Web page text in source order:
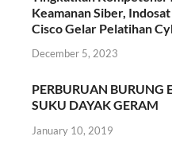
Keamanan Siber,
Cisco Gelar Pelatihan
December 5, 2023
PERBURUAN BURUNG
SUKU DAYAK GERAM
January 10, 2019